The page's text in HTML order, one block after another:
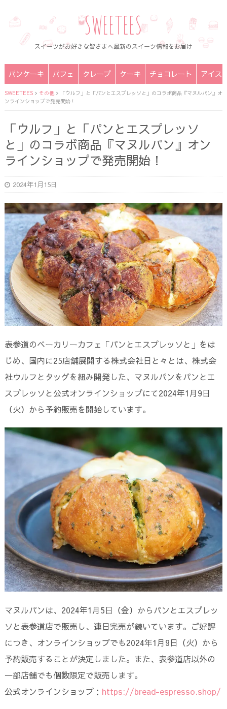
SWEETEES
スイーツがお好きな皆さまへ最新のスイーツ情報をお届け
パンケーキ パフェ クレープ ケーキ チョコレート アイス
SWEETEES> その他>
「ウルフ」と「パンとエスプレッソと」のコラボ商品『マヌルパン』オ
ンラインショップで発売開始！
「ウルフ」と「パンとエスプレッソ
と」のコラボ商品『マヌルパン』オン
ラインショップで発売開始！
2024年1月15日
表参道のベーカリーカフェ「パンとエスプレッソと」をは
じめ、国内に25店舗展開する株式会社日と々とは、株式会
社ウルフとタッグを組み開発した、マヌルパンをパンとエ
スプレッソと公式オンラインショップにて2024年1月9日
（火）から予約販売を開始しています。
マヌルパンは、2024年1月5日（金）からパンとエスプレッ
ソと表参道店で販売し、連日完売が続いています。ご好評
につき、オンラインショップでも2024年1月9日（火）から
予約販売することが決定しました。また、表参道店以外の
一部店舗でも個数限定で販売します。
公式オンラインショップ： https://bread-espresso.shop/